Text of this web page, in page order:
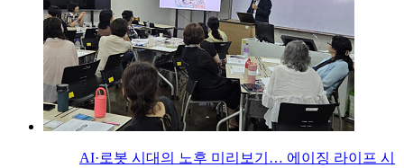
AI·로봇 시대의 노후 미리보기… 에이징 라이프 시